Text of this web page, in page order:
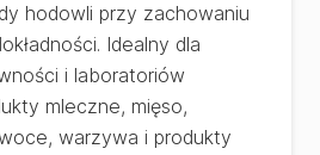
hodowli przy zachowaniu
Idealny dla
i laboratoriów
mleczne, mięso,
warzywa i produkty